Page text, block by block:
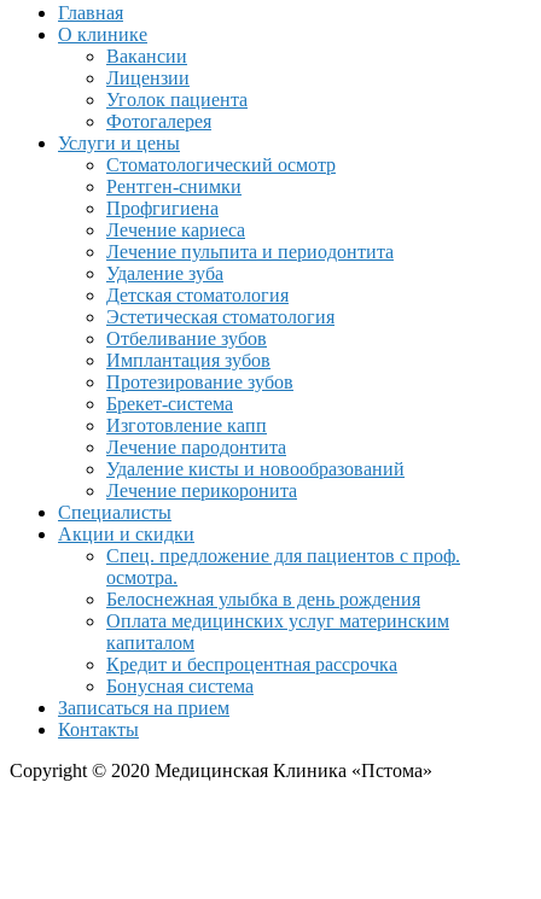
Главная
О клинике
Вакансии
Лицензии
Уголок пациента
Фотогалерея
Услуги и цены
Стоматологический осмотр
Рентген-снимки
Профгигиена
Лечение кариеса
Лечение пульпита и периодонтита
Удаление зуба
Детская стоматология
Эстетическая стоматология
Отбеливание зубов
Имплантация зубов
Протезирование зубов
Брекет-система
Изготовление капп
Лечение пародонтита
Удаление кисты и новообразований
Лечение перикоронита
Специалисты
Акции и скидки
Спец. предложение для пациентов с проф.
осмотра.
Белоснежная улыбка в день рождения
Оплата медицинских услуг материнским
капиталом
Кредит и беспроцентная рассрочка
Бонусная система
Записаться на прием
Контакты
Copyright © 2020 Медицинская Клиника «Пстома»